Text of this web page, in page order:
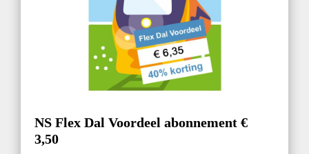
NS Flex Dal Voordeel abonnement €
3,50